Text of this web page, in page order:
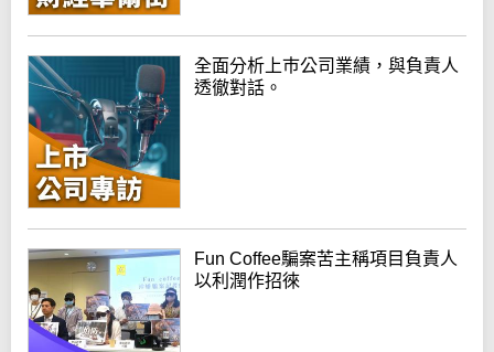
全面分析上巿公司業績，與負責人
透徹對話。
Fun Coffee騙案苦主稱項目負責人
以利潤作招徠